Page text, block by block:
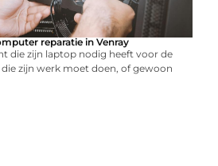
reparatie in Venray
die zijn laptop nodig heeft voor de
zijn werk moet doen, of gewoon